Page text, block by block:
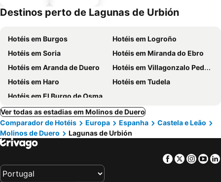
mento
Destinos perto de Lagunas de Urbión
Hotéis em Burgos
Hotéis em Logroño
Hotéis em Soria
Hotéis em Miranda do Ebro
Hotéis em Aranda de Duero
Hotéis em Villagonzalo Pedernales
Hotéis em Haro
Hotéis em Tudela
Hotéis em El Burgo de Osma
Ver todas as estadias em Molinos de Duero
Comparador de Hotéis
Europa Espanha
Castela e Leão
Molinos de Duero
Lagunas de Urbión
Facebook
Twitter